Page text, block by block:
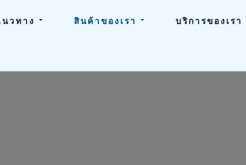
วทาง สินค้าของเรา บริการของเรา